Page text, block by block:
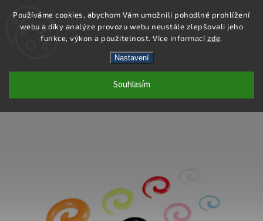
Používáme cookies, abychom Vám umožnili pohodlné prohlížení
webu a díky analýze provozu webu neustále zlepšovali jeho
funkce, výkon a použitelnost. Více informacízde.
Nastavení
Souhlasím
Hledat
PC59-5 - ROZTAHOVÁK SPIRÁLA -